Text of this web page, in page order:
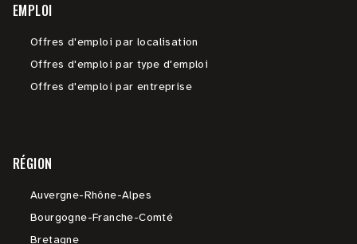
EMPLOI
Offres d'emploi par localisation
Offres d'emploi par type d'emploi
Offres d'emploi par entreprise
RÉGION
Auvergne-Rhône-Alpes
Bourgogne-Franche-Comté
Bretagne